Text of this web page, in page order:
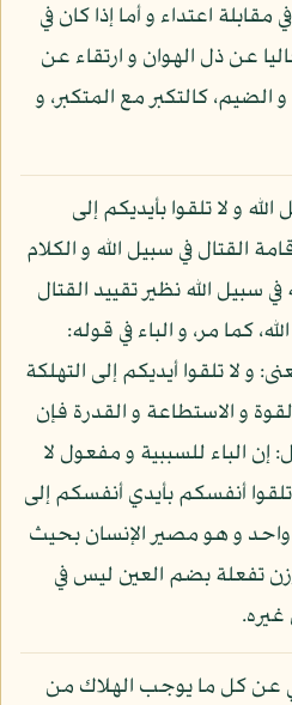
اعتداء و أما إذا كان في
عن ذل الهوان و ارتقاء عن
كالتكبر مع المتكبر، و
و لا تلقوا بأيديكم إلى
القتال في سبيل الله و الكلام
سبيل الله نظير تقييد القتال
كما مر، و الباء في قوله:
و لا تلقوا أيديكم إلى التهلكة
و الاستطاعة و القدرة فإن
إن الباء للسببية و مفعول لا
أنفسكم بأيدي أنفسكم إلى
واحد و هو مصير الإنسان بحيث
تفعلة بضم العين ليس في
عن كل ما يوجب الهلاك من